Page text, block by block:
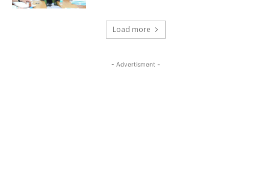
Load more
- Advertisment -